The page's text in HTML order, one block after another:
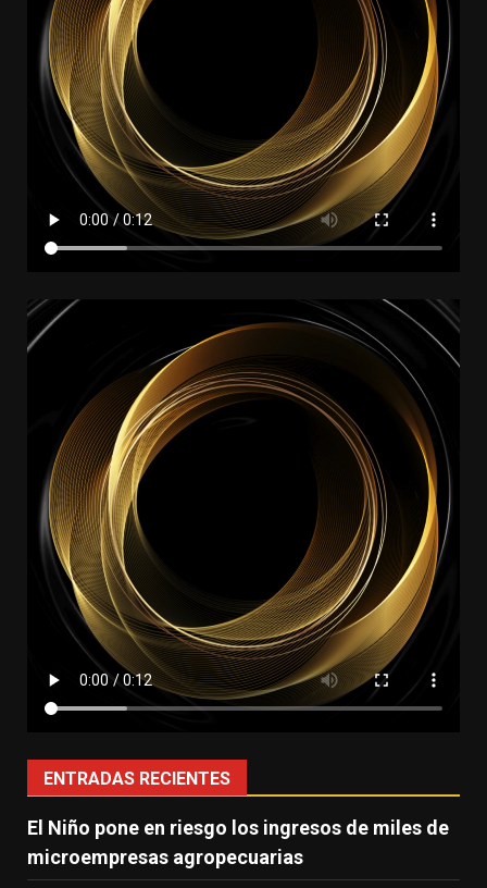
ENTRADAS RECIENTES
El Niño pone en riesgo los ingresos de miles de
microempresas agropecuarias